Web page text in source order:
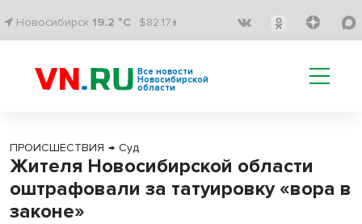
Новосибирск 19.2 °C $82.17↑
Все новости
Новосибирской
области
ПРОИСШЕСТВИЯ → Суд
Жителя Новосибирской области
оштрафовали за татуировку «вора в
законе»